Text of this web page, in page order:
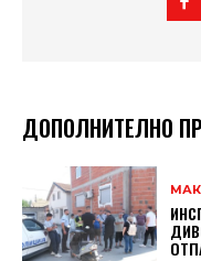
ДОПОЛНИТЕЛНО